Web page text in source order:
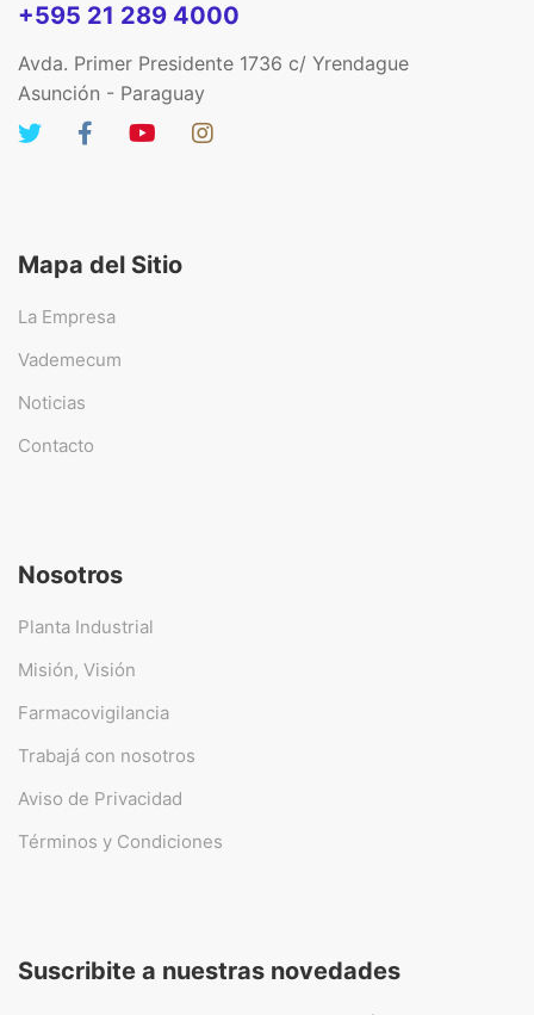
+595 21 289 4000
Avda. Primer Presidente 1736 c/ Yrendague
Asunción - Paraguay
Mapa del Sitio
La Empresa
Vademecum
Noticias
Contacto
Nosotros
Planta Industrial
Misión, Visión
Farmacovigilancia
Trabajá con nosotros
Aviso de Privacidad
Términos y Condiciones
Suscribite a nuestras novedades